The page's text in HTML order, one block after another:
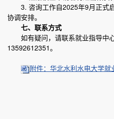
3. 咨询工作自2025年9月正式
协调安排。
七、联系方式
如有疑问，请联系就业指导中
13592612351。
附件：华北水利水电大学